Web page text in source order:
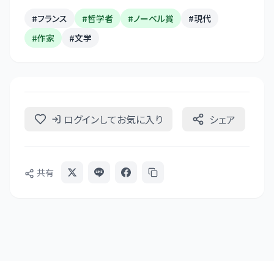
#フランス #哲学者 #ノーベル賞 #現代
#作家 #文学
ログインしてお気に入り シェア
共有